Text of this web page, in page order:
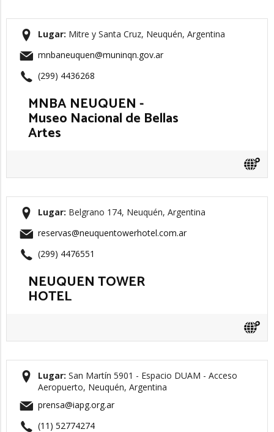
MNBA NEUQUEN -
Museo Nacional de Bellas
Artes
Lugar: Mitre y Santa Cruz, Neuquén, Argentina
mnbaneuquen@muninqn.gov.ar
(299) 4436268
NEUQUEN TOWER
HOTEL
Lugar: Belgrano 174, Neuquén, Argentina
reservas@neuquentowerhotel.com.ar
(299) 4476551
Lugar: San Martín 5901 - Espacio DUAM - Acceso
Aeropuerto, Neuquén, Argentina
prensa@iapg.org.ar
(11) 52774274